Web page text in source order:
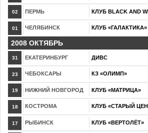
02 ПЕРМЬ КЛУБ BLACK AND
01 ЧЕЛЯБИНСК КЛУБ «ГАЛАКТИКА»
2008 ОКТЯБРЬ
31 ЕКАТЕРИНБУРГ ДИВС
23 ЧЕБОКСАРЫ КЗ «ОЛИМП»
19 НИЖНИЙ НОВГОРОД КЛУБ «МАТРИЦА»
18 КОСТРОМА КЛУБ «СТАРЫЙ
17 РЫБИНСК КЛУБ «ВЕРТОЛЁТ»